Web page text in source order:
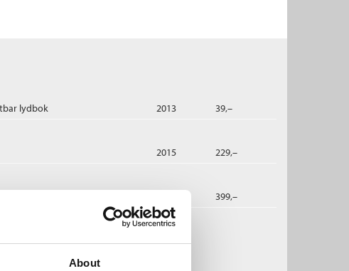
About
lydbok 2013 39,–
2015 229,–
399,–
Venninner til evig tid